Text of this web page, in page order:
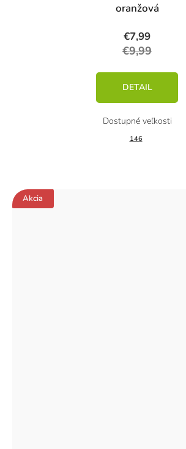
oranžová
€7,99
€9,99
DETAIL
146
Akcia